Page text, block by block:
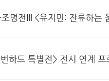
명전III <유지민: 잔류하는
하드 특별전> 전시 연계 프